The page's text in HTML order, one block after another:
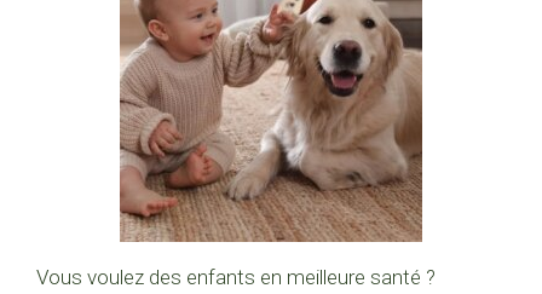
Vous voulez des enfants en meilleure santé ?